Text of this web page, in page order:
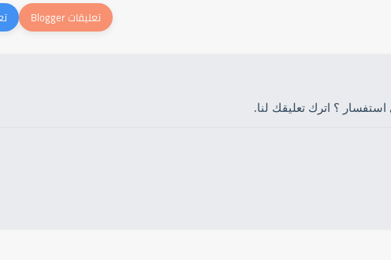
؟ اترك تعليقك لنا.